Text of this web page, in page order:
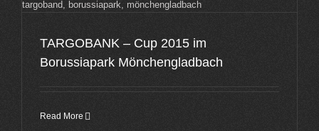
TARGOBANK – Cup 2015 im
Borussiapark Mönchengladbach
Read More